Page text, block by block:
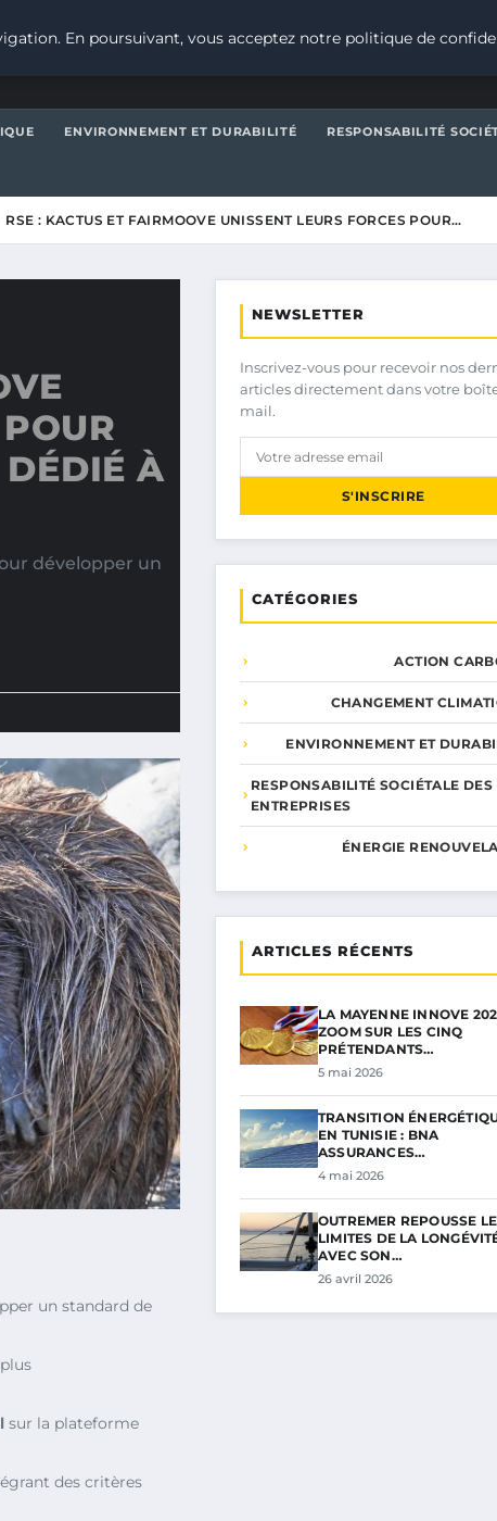
ENVIRONNEMENT ET DURABILITÉ RESPONSABILITÉ
RSE : KACTUS ET FAIRMOOVE UNISSENT LEURS FORCES POUR…
DÉDIÉ À
développer un
un standard de
plus
sur la plateforme
des critères
NEWSLETTER
Inscrivez-vous pour recevoir nos
articles directement dans votre
mail.
S'INSCRIRE
CATÉGORIES
ACTION
CHANGEMENT
ENVIRONNEMENT ET
RESPONSABILITÉ SOCIÉTALE DES
ENTREPRISES
ÉNERGIE
ARTICLES RÉCENTS
LA MAYENNE INNOVE
ZOOM SUR LES CINQ
PRÉTENDANTS…
5 mai 2026
TRANSITION
EN TUNISIE : BNA
ASSURANCES…
4 mai 2026
OUTREMER REPOUSSE
LIMITES DE LA
AVEC SON…
26 avril 2026
En poursuivant, vous acceptez notre politique de